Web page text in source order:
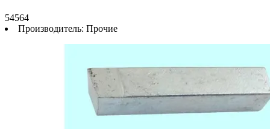
54564
Производитель: Прочие